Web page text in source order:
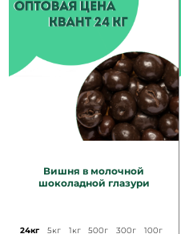
Вишня в молочной
шоколадной глазури
24кг 5кг 1кг 500г 300г 100г